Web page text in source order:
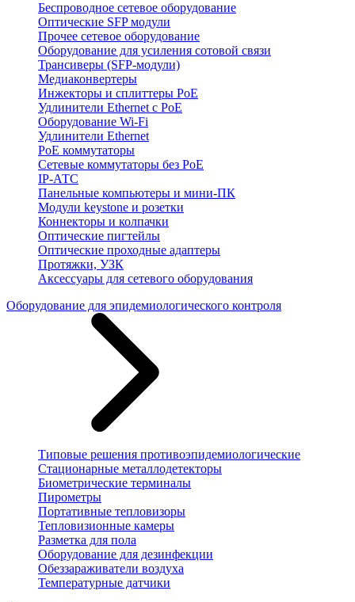
Беспроводное сетевое оборудование
Оптические SFP модули
Прочее сетевое оборудование
Оборудование для усиления сотовой связи
Трансиверы (SFP-модули)
Медиаконвертеры
Инжекторы и сплиттеры PoE
Удлинители Ethernet с PoE
Оборудование Wi-Fi
Удлинители Ethernet
PoE коммутаторы
Сетевые коммутаторы без PoE
IP-АТС
Панельные компьютеры и мини-ПК
Модули keystone и розетки
Коннекторы и колпачки
Оптические пигтейлы
Оптические проходные адаптеры
Протяжки, УЗК
Аксессуары для сетевого оборудования
Оборудование для эпидемиологического контроля
Типовые решения противоэпидемиологические
Стационарные металлодетекторы
Биометрические терминалы
Пирометры
Портативные тепловизоры
Тепловизионные камеры
Разметка для пола
Оборудование для дезинфекции
Обеззараживатели воздуха
Температурные датчики